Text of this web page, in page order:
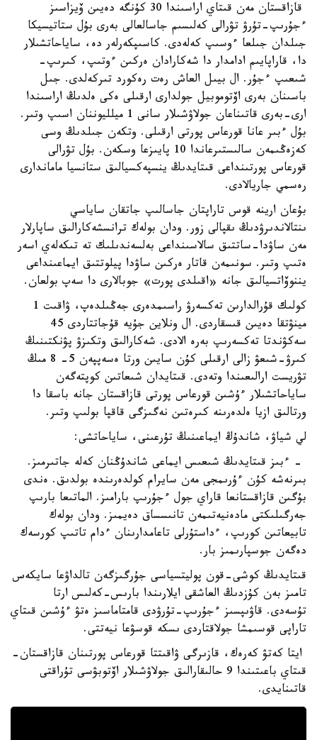
قازاقستان مەن قىتاي اراسىندا 30 كۇنگە دەيىن ۆيزاسىز
ءجۇرىپ-تۇرۋ تۋرالى كەلىسىم جاسالعالى بەرى بۇل ستاتيسيكا
جىلدان جىلعا ءوسىپ كەلەدى. كاسىپكەرلەر دە، ساياحاتشىلار
دا، قاراپايىم ادامدار دا شەكارادان ەركىن ءوتىپ، كىرىپ-
شىعىپ ءجۇر. ال بيىل العاش رەت رەكورد تىركەلدى. جىل
باسىنان بەرى اۆتوموبيل جولدارى ارقىلى ەكى ەلدىڭ اراسىندا
ارى-بەرى قاتىناعان جولاۋشىلار سانى 1 ميلليوننان اسىپ وتىر.
بۇل ءبىر عانا قورعاس پورتى ارقىلى. وتكەن جىلدىڭ وسى
كەزەڭىمەن سالىستىرعاندا 10 پايىزعا وسكەن. بۇل تۋرالى
قورعاس پورتىنداعى قىتايدىڭ ينسپەكسيالىق ستانسيا ماماندارى
رەسمي جاريالادى.
بۇعان ارينە قوس تاراپتان جاسالىپ جاتقان ساياسي
ىنتالاندىرۋدىڭ ىقپالى زور. ودان بولەك ترانسشەكارالىق ساپارلار
مەن ساۋدا-ساتتىق سالاسىنداعى بەلسەندىلىك تە تىكەلەي اسەر
ەتىپ وتىر. سونىمەن قاتار ەركىن ساۋدا پيلوتتىق ايماعىنداعى
يننوۆاتسيالىق جانە «اقىلدى پورت» جوبالارى دا سەپ بولعان.
كولىك قۇرالدارىن تەكسەرۋ راسىمدەرى جەڭىلدەپ، ۋاقىت 1
مينۋتقا دەيىن قىسقاردى. ال ونلاين جۇيە قۇجاتتاردى 45
سەكۋندتا تەكسەرىپ بەرە الادى. شەكارالىق وتكىزۋ پۋنكتىنىڭ
كىرۋ-شىعۋ زالى ارقىلى كۇن سايىن ورتا ەسەپپەن 5- 8 مىڭ
تۋريست ارالىعىندا وتەدى. قىتايدان شىعاتىن كوپتەگەن
ساياحاتشىلار ءۇشىن قورعاس پورتى قازاقستان جانە باسقا دا
ورتالىق ازيا ەلدەرىنە كىرەتىن نەگىزگى قاقپا بولىپ وتىر.
لي شياۋ، شاندۇڭ ايماعىنىڭ تۇرعىنى، ساياحاتشى:
- ءبىز قىتايدىڭ شىعىس ايماعى شاندۇڭنان كەلە جاتىرمىز.
بىرنەشە كۇن ءۇرىمجى مەن سايرام كولدەرىندە بولدىق. ەندى
بۇگىن قازاقستانعا قاراي جول ءجۇرىپ بارامىز. الماتىعا بارىپ
جەرگىلىكتى مادەنيەتىمەن تانىسساق دەيمىز. ودان بولەك
تابيعاتىن كورىپ، ءداستۇرلى تاعامدارىنان ءدام تاتىپ كورسەك
دەگەن جوسپارىمىز بار.
قىتايدىڭ كوشى-قون پوليتسياسى جۇرگىزگەن تالداۋعا سايكەس
تامىز بەن كۇزدىڭ العاشقى ايلارىندا بارىس-كەلىس ارتا
تۇسەدى. قاۋىپسىز ءجۇرىپ-تۇرۋدى قامتاماسىز ەتۋ ءۇشىن قىتاي
تاراپى قوسىمشا جولاقتاردى ىسكە قوسۋعا نيەتتى.
ايتا كەتۋ كەرەك، قازىرگى ۋاقىتتا قورعاس پورتىنان قازاقستان-
قىتاي باعىتىندا 9 حالىقارالىق جولاۋشىلار اۆتوبۋسى تۇراقتى
قاتىنايدى.